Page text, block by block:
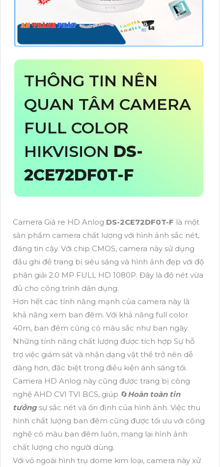
THÔNG TIN NÊN
QUAN TÂM CAMERA
FULL COLOR
HIKVISION DS-
2CE72DF0T-F
Camera Giá re HD Anlog DS-2CE72DF0T-F là một
sản phẩm camera chất lượng với hình ảnh sắc nét,
đáng tin cậy. Với chip CMOS, camera này sử dụng
đầu ghi để trang bị siêu sáng và hình ảnh đẹp với độ
phân giải 2.0 MP FULL HD 1080P. Đây là độ nét vừa
đủ cho công trình dân dụng.
Hơn hết các tính năng mạnh của camera này là
khả năng xem ban đêm. Với khả năng full color
40m, ban đêm cũng có màu sắc như ban ngày.
Những tính năng chất lượng được tích hợp Sự hỗ
trợ việc giám sát và nhận dạng vật thể trở nên dễ
dàng hơn, đặc biệt trong điều kiện ánh sáng tối.
Camera HD Anlog này cũng được trang bị công
nghệ AHD CVI TVI BCS, giúp 🔄Hoàn toàn tin
tưởngsự sắc nét và ổn định của hình ảnh. Việc thu
hình chất lượng ban đêm cũng được tối ưu với công
nghệ có màu ban đêm luôn, mang lại hình ảnh
chất lượng cho người dùng.
Với vỏ ngoài hình trụ dome kim loại, camera này xử